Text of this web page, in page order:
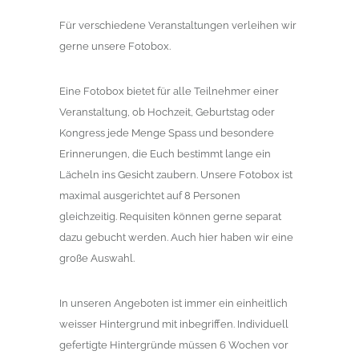
Für verschiedene Veranstaltungen verleihen wir
gerne unsere Fotobox.
Eine Fotobox bietet für alle Teilnehmer einer
Veranstaltung, ob Hochzeit, Geburtstag oder
Kongress jede Menge Spass und besondere
Erinnerungen, die Euch bestimmt lange ein
Lächeln ins Gesicht zaubern. Unsere Fotobox ist
maximal ausgerichtet auf 8 Personen
gleichzeitig. Requisiten können gerne separat
dazu gebucht werden. Auch hier haben wir eine
große Auswahl.
In unseren Angeboten ist immer ein einheitlich
weisser Hintergrund mit inbegriffen. Individuell
gefertigte Hintergründe müssen 6 Wochen vor